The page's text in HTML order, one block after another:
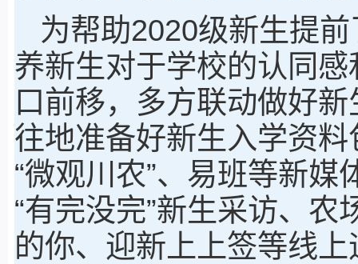
为帮助2020级新生提
养新生对于学校的认同
口前移，多方联动做好
往地准备好新生入学资
“微观川农”、易班等新
“有完没完”新生采访、
的你、迎新上上签等线